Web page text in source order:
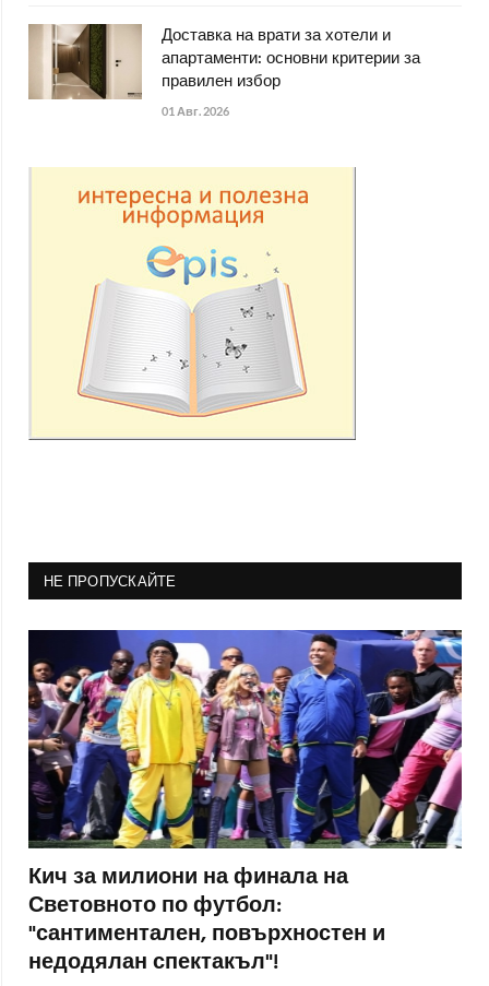
Доставка на врати за хотели и
апартаменти: основни критерии за
правилен избор
01 Авг. 2026
НЕ ПРОПУСКАЙТЕ
Кич за милиони на финала на
Световното по футбол:
"сантиментален, повърхностен и
недодялан спектакъл"!